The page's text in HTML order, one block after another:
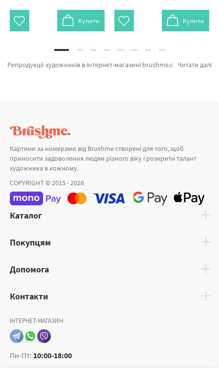
Купити Купити
Читати далі
Репродукції художників в інтернет-магазині brushme.com.ua. Тут можна обрати Картина за номерами Портрет Аделі Блох-Бауер I. Густав Клімт BS6236 від лідируючого виробника Brushme який відомий оригінальністю. Весь асортимент лінійки «Картини за номерами» має попит у художників. Вечірня сукня. Рене Магрітт, Мона Ліза и Зоряна ніч а также великий вибір найменувань за вигідними цінами. При замовленні Корабель або картина за номерами новорічна, миттєва доставка в Житомир або інші міста. Розпродаж картин та\або картини за номерами з фарбами, придбайте прямо зараз!
Картини за номерами від Brushme створені для того, щоб
приносити задоволення людям різного віку і розкрити талант
художника в кожному.
COPYRIGHT © 2015 - 2026
Каталог
Покупцям
Допомога
Контакти
ІНТЕРНЕТ-МАГАЗИН
Пн-Пт: 10:00-18:00